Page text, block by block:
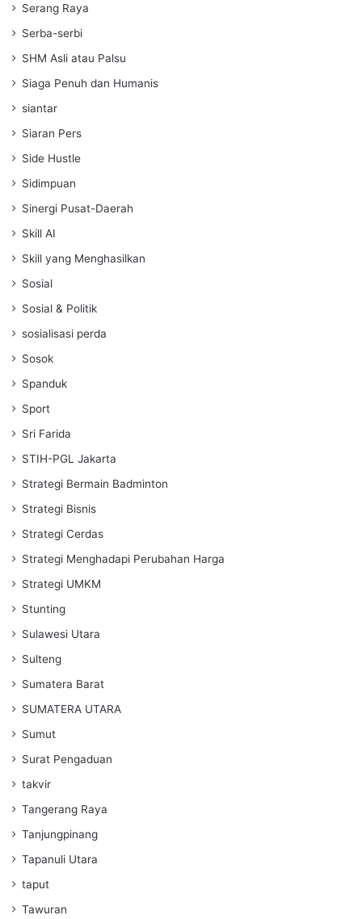
Serang Raya
Serba-serbi
SHM Asli atau Palsu
Siaga Penuh dan Humanis
siantar
Siaran Pers
Side Hustle
Sidimpuan
Sinergi Pusat-Daerah
Skill AI
Skill yang Menghasilkan
Sosial
Sosial & Politik
sosialisasi perda
Sosok
Spanduk
Sport
Sri Farida
STIH-PGL Jakarta
Strategi Bermain Badminton
Strategi Bisnis
Strategi Cerdas
Strategi Menghadapi Perubahan Harga
Strategi UMKM
Stunting
Sulawesi Utara
Sulteng
Sumatera Barat
SUMATERA UTARA
Sumut
Surat Pengaduan
takvir
Tangerang Raya
Tanjungpinang
Tapanuli Utara
taput
Tawuran